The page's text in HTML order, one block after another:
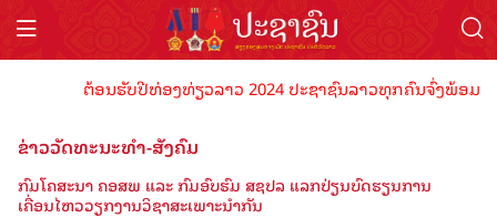
ຕ້ອນຮັບປີທ່ອງທ່ຽວລາວ 2024 ປະຊາຊົນລາວທຸກຄົນຈົ່ງພ້ອມເປັ
ຂ່າວວັດທະນະທຳ-ສັງຄົມ
ກົມໂຄສະນາ ຄອສພ ແລະ ກົມອົບຮົມ ສຊປລ ແລກປ່ຽນບົດຮຽນການ
ເຄື່ອນໄຫວວຽກງານວິຊາສະເພາະນຳກັນ